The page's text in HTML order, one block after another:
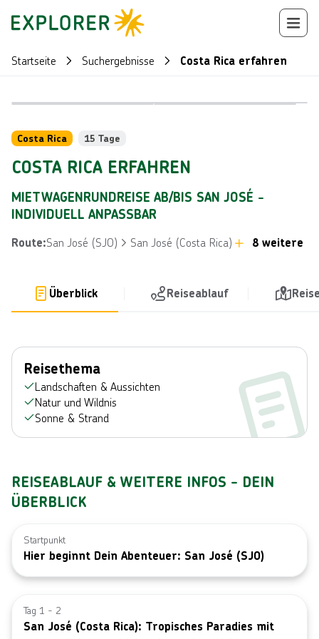
Startseite Suchergebnisse Costa Rica erfahren
Costa Rica 15 Tage
COSTA RICA ERFAHREN
MIETWAGENRUNDREISE AB/BIS SAN JOSÉ -
INDIVIDUELL ANPASSBAR
Route:San José (SJO) San José (Costa Rica) 8 weitere
Überblick Reiseablauf
Reisethema
Landschaften & Aussichten
Natur und Wildnis
Sonne & Strand
REISEABLAUF & WEITERE INFOS - DEIN
ÜBERBLICK
Startpunkt
Hier beginnt Dein Abenteuer: San José (SJO)
Bild von ©
Tag 1 - 2
San José (Costa Rica): Tropisches Paradies mit